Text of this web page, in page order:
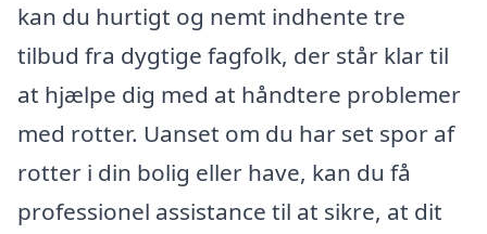
kan du hurtigt og nemt indhente tre
tilbud fra dygtige fagfolk, der står klar til
at hjælpe dig med at håndtere problemer
med rotter. Uanset om du har set spor af
rotter i din bolig eller have, kan du få
professionel assistance til at sikre, at dit